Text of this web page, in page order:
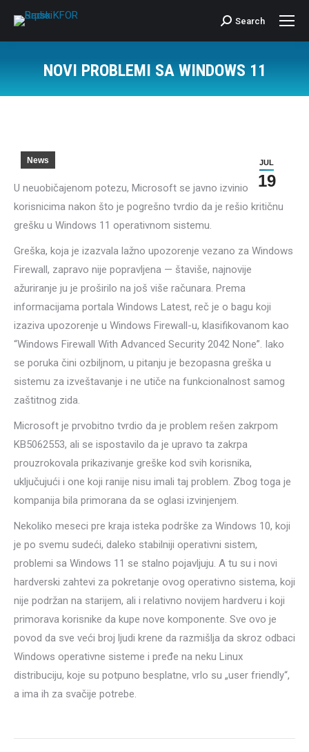
Search:
Search
NOVI PROBLEMI SA WINDOWS 11
JUL
19
News
U neuobičajenom potezu, Microsoft se javno izvinio
korisnicima nakon što je pogrešno tvrdio da je rešio kritičnu
grešku u Windows 11 operativnom sistemu.
Greška, koja je izazvala lažno upozorenje vezano za Windows
Firewall, zapravo nije popravljena — štaviše, najnovije
ažuriranje ju je proširilo na još više računara. Prema
informacijama portala Windows Latest, reč je o bagu koji
izaziva upozorenje u Windows Firewall-u, klasifikovanom kao
“Windows Firewall With Advanced Security 2042 None”. Iako
se poruka čini ozbiljnom, u pitanju je bezopasna greška u
sistemu za izveštavanje i ne utiče na funkcionalnost samog
zaštitnog zida.
Microsoft je prvobitno tvrdio da je problem rešen zakrpom
KB5062553, ali se ispostavilo da je upravo ta zakrpa
prouzrokovala prikazivanje greške kod svih korisnika,
uključujući i one koji ranije nisu imali taj problem. Zbog toga je
kompanija bila primorana da se oglasi izvinjenjem.
Nekoliko meseci pre kraja isteka podrške za Windows 10, koji
je po svemu sudeći, daleko stabilniji operativni sistem,
problemi sa Windows 11 se stalno pojavljuju. A tu su i novi
hardverski zahtevi za pokretanje ovog operativno sistema, koji
nije podržan na starijem, ali i relativno novijem hardveru i koji
primorava korisnike da kupe nove komponente. Sve ovo je
povod da sve veći broj ljudi krene da razmišlja da skroz odbaci
Windows operativne sisteme i pređe na neku Linux
distribuciju, koje su potpuno besplatne, vrlo su „user friendly“,
a ima ih za svačije potrebe.